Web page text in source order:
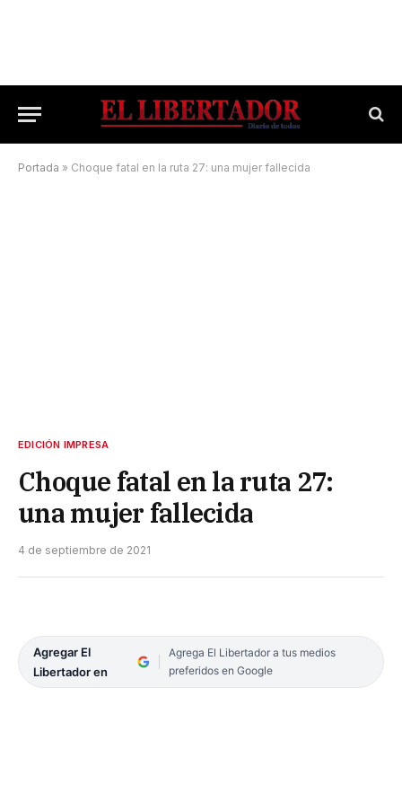
Portada » Choque fatal en la ruta 27: una mujer fallecida
EDICIÓN IMPRESA
Choque fatal en la ruta 27:
una mujer fallecida
4 de septiembre de 2021
Agregar El
Libertador en
Agrega El Libertador a tus medios
preferidos en Google